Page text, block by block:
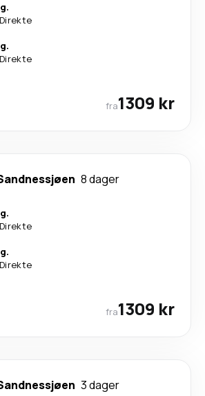
Direkte
Direkte
fra1309 kr
8 dager
Direkte
Direkte
fra1309 kr
3 dager